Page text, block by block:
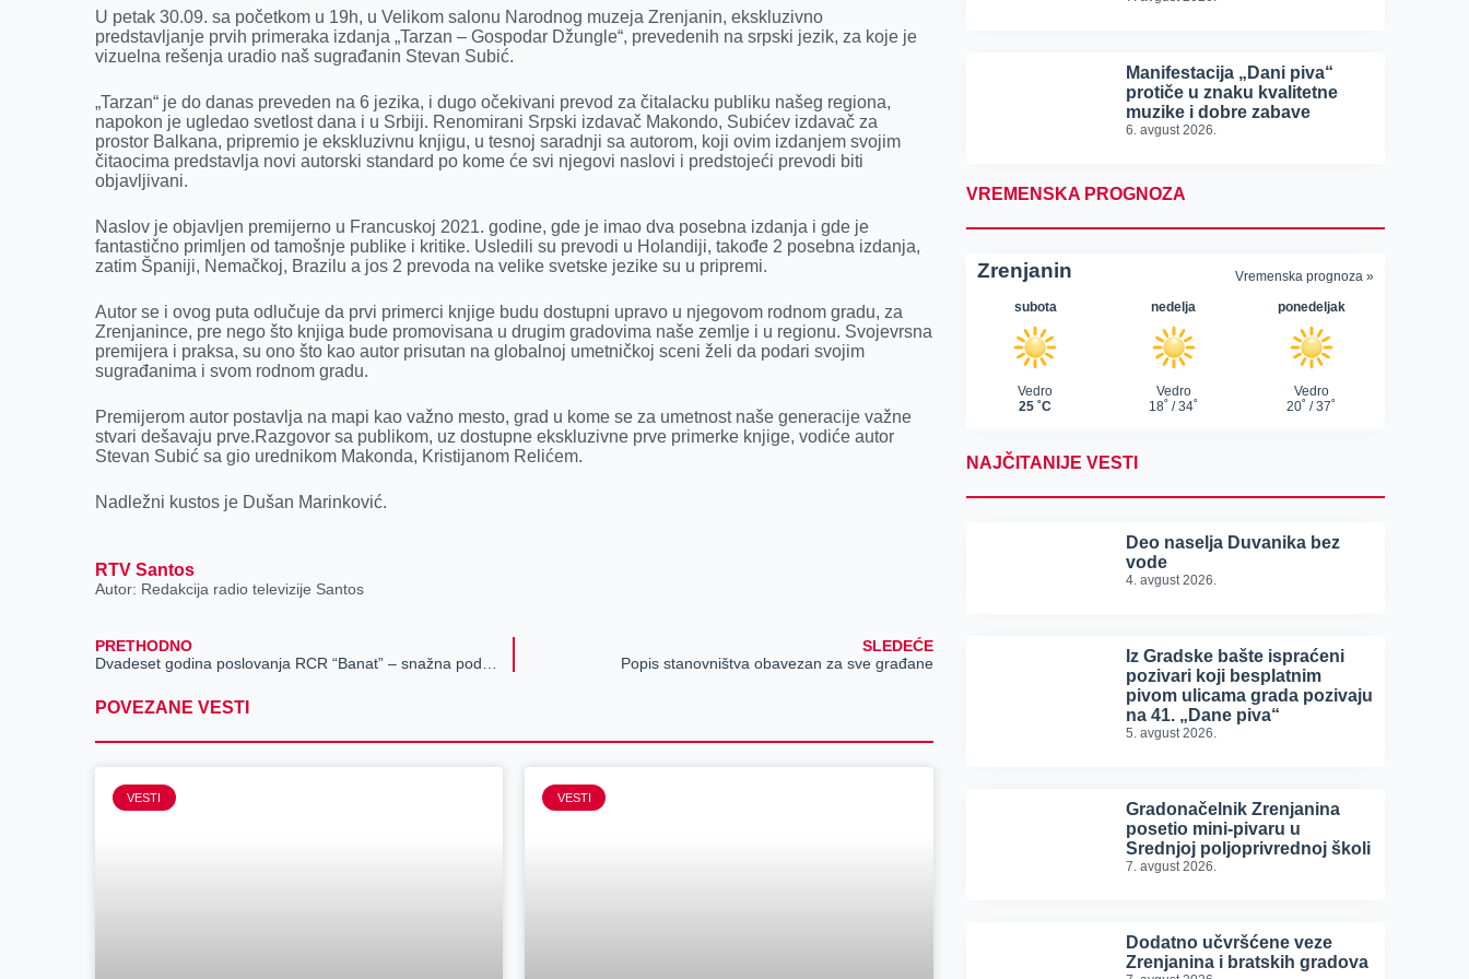
o
o
n
g
r
d
I
A
p
U petak 30.09. sa početkom u 19h, u Velikom salonu Narodnog muzeja Zrenjanin, ekskluzivno
predstavljanje prvih primeraka izdanja „Tarzan – Gospodar Džungle“, prevedenih na srpski jezik, za koje je
vizuelna rešenja uradio naš sugrađanin Stevan Subić.
„Tarzan“ je do danas preveden na 6 jezika, i dugo očekivani prevod za čitalacku publiku našeg regiona,
napokon je ugledao svetlost dana i u Srbiji. Renomirani Srpski izdavač Makondo, Subićev izdavač za
prostor Balkana, pripremio je ekskluzivnu knjigu, u tesnoj saradnji sa autorom, koji ovim izdanjem svojim
čitaocima predstavlja novi autorski standard po kome će svi njegovi naslovi i predstojeći prevodi biti
objavljivani.
Naslov je objavljen premijerno u Francuskoj 2021. godine, gde je imao dva posebna izdanja i gde je
fantastično primljen od tamošnje publike i kritike. Usledili su prevodi u Holandiji, takođe 2 posebna izdanja,
zatim Španiji, Nemačkoj, Brazilu a jos 2 prevoda na velike svetske jezike su u pripremi.
Autor se i ovog puta odlučuje da prvi primerci knjige budu dostupni upravo u njegovom rodnom gradu, za
Zrenjanince, pre nego što knjiga bude promovisana u drugim gradovima naše zemlje i u regionu. Svojevrsna
premijera i praksa, su ono što kao autor prisutan na globalnoj umetničkoj sceni želi da podari svojim
sugrađanima i svom rodnom gradu.
Premijerom autor postavlja na mapi kao važno mesto, grad u kome se za umetnost naše generacije važne
stvari dešavaju prve.Razgovor sa publikom, uz dostupne ekskluzivne prve primerke knjige, vodiće autor
Stevan Subić sa gio urednikom Makonda, Kristijanom Relićem.
Nadležni kustos je Dušan Marinković.
RTV Santos
Autor: Redakcija radio televizije Santos
PRETHODNO
SLEDEĆE
Popis stanovništva obavezan za sve građane
POVEZANE VESTI
VESTI VESTI
Manifestacija „Dani piva“
protiče u znaku kvalitetne
muzike i dobre zabave
6. avgust 2026.
VREMENSKA PROGNOZA
NAJČITANIJE VESTI
Deo naselja Duvanika bez
vode
4. avgust 2026.
Iz Gradske bašte ispraćeni
pozivari koji besplatnim
pivom ulicama grada pozivaju
na 41. „Dane piva“
5. avgust 2026.
Gradonačelnik Zrenjanina
posetio mini-pivaru u
Srednjoj poljoprivrednoj školi
7. avgust 2026.
Dodatno učvršćene veze
Zrenjanina i bratskih gradova